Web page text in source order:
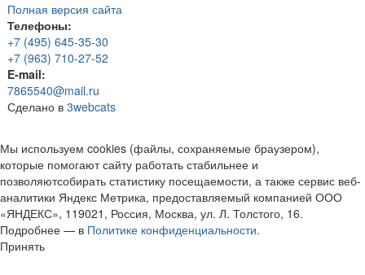
Полная версия сайта
Телефоны:
+7 (495) 645-35-30
+7 (963) 710-27-52
E-mail:
7865540@mail.ru
Сделано в 3webcats
Мы используем cookies (файлы, сохраняемые браузером),
которые помогают сайту работать стабильнее и
позволяютсобирать статистику посещаемости, а также сервис веб-
аналитики Яндекс Метрика, предоставляемый компанией ООО
«ЯНДЕКС», 119021, Россия, Москва, ул. Л. Толстого, 16.
Подробнее — в Политике конфиденциальности.
Принять